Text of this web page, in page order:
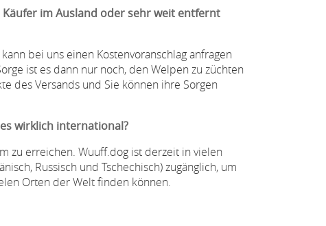
im Ausland oder sehr weit entfernt
bei uns einen Kostenvoranschlag anfragen
ist es dann nur noch, den Welpen zu züchten
des Versands und Sie können ihre Sorgen
wirklich international?
zu erreichen. Wuuff.dog ist derzeit in vielen
Russisch und Tschechisch) zugänglich, um
Orten der Welt finden können.